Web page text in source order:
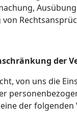
der
von uns die
der folgenden